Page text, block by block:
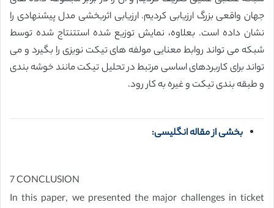
جهان واقعی بزرگ ارزیابی کردیم. ارزیابی اثربخشی مدل پیشنهادی را
نشان داده است. بعلاوه، نمایش توزیع شده استتنتاج شده توسط
شبکه می تواند روابط معنایی مولفه های تیکت نویزی را بگیرد و می
تواند برای کاربردهای اساسی مرتبط در تحلیل تیکت مانند خوشه بندی
و طبقه بندی تیکت و غیره به کار رود.
بخشی از مقاله انگلیسی:
7 CONCLUSION
In this paper, we presented the major challenges in ticket